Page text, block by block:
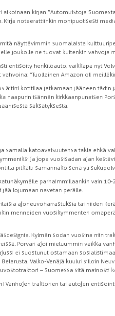
kirjan ”Automuistoja
noteerattiinkin monipuolisesti
näyttävimmin suomalaista
joukolle ne tuovat kuitenkin vahvoja
entisöity henkilöauto, vaikkapa nyt
”Tuollainen Amazon oli
äitini kotitilaa jatkamaan jääneen tädin
naapurin isännän kirkkaanpunaisen
säksätyksestä.
samalla katoavaisuutensa takia ehkä
ja jopa vuosisadan ajan
pitkälti samannäköisenä yli
parhaimmillaankin vain 10-
lojumaan navetan perälle.
ajoneuvoharrastuksia tai niiden
menneiden vuosikymmenten
Kylmän sodan vuosina niin
Porvari ajoi mieluummin vaikka
ei suostunut ostamaan
Valko-Venäjä kuului silloin
– Suomessa sitä mainosti
Vanhojen traktorien tai autojen